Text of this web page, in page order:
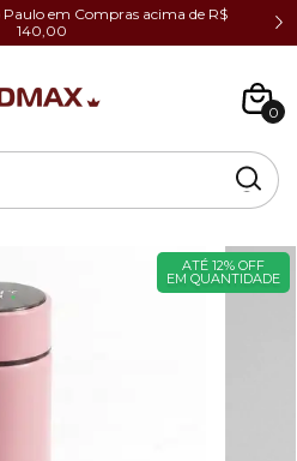
Paulo em Compras acima de R$
140,00
0
ATÉ 12% OFF
EM QUANTIDADE